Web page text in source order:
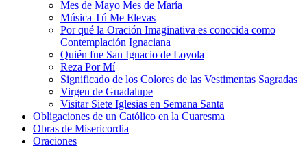
Mes de Mayo Mes de María
Música Tú Me Elevas
Por qué la Oración Imaginativa es conocida como
Contemplación Ignaciana
Quién fue San Ignacio de Loyola
Reza Por Mí
Significado de los Colores de las Vestimentas Sagradas
Virgen de Guadalupe
Visitar Siete Iglesias en Semana Santa
Obligaciones de un Católico en la Cuaresma
Obras de Misericordia
Oraciones